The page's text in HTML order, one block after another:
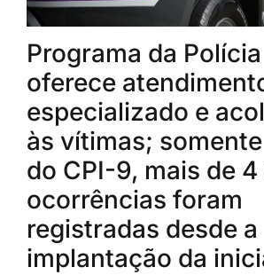
Programa da
oferece
especializado e
às vítimas;
do CPI-9, mais de 4
ocorrências foram
registradas desde a
implantação da